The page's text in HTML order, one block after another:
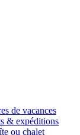
de vacances
& expéditions
ou chalet